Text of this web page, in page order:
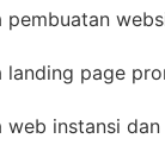
pembuatan
landing page
web instansi